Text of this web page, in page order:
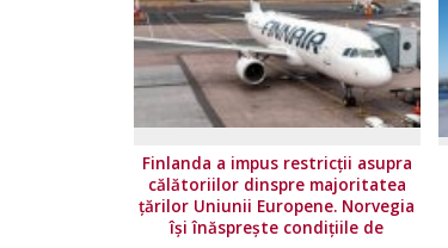
Finlanda a impus restricţii asupra
călătoriilor dinspre majoritatea
ţărilor Uniunii Europene. Norvegia
își înăsprește condițiile de